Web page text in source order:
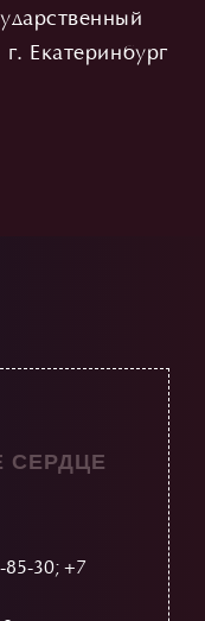
Екатеринбург
СЕРДЦЕ
85-30; +7